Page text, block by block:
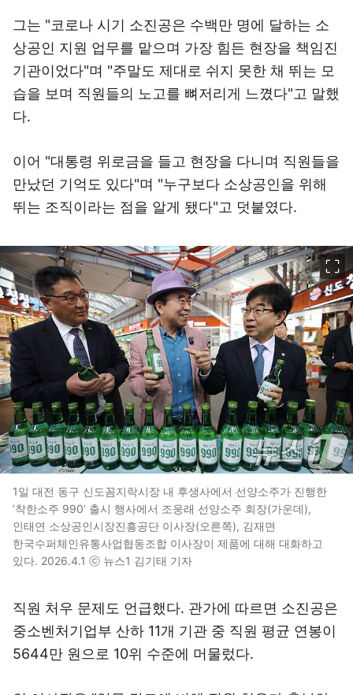
그는 "코로나 시기 소진공은 수백만 명에 달하는 소
상공인 지원 업무를 맡으며 가장 힘든 현장을 책임진
기관이었다"며 "주말도 제대로 쉬지 못한 채 뛰는 모
습을 보며 직원들의 노고를 뼈저리게 느꼈다"고 말했
다.
이어 "대통령 위로금을 들고 현장을 다니며 직원들을
만났던 기억도 있다"며 "누구보다 소상공인을 위해
뛰는 조직이라는 점을 알게 됐다"고 덧붙였다.
1일 대전 동구 신도꼼지락시장 내 후생사에서 선양소주가 진행한
‘착한소주 990’ 출시 행사에서 조웅래 선양소주 회장(가운데),
인태연 소상공인시장진흥공단 이사장(오른쪽), 김재면
한국수퍼체인유통사업협동조합 이사장이 제품에 대해 대화하고
있다. 2026.4.1 ⓒ 뉴스1 김기태 기자
직원 처우 문제도 언급했다. 관가에 따르면 소진공은
중소벤처기업부 산하 11개 기관 중 직원 평균 연봉이
5644만 원으로 10위 수준에 머물렀다.